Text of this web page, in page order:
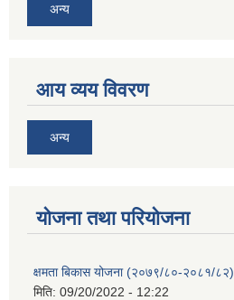
अन्य
आय व्यय विवरण
अन्य
याेजना तथा परियाेजना
क्षमता बिकास योजना (२०७९/८०-२०८१/८२)
मिति: 09/20/2022 - 12:22